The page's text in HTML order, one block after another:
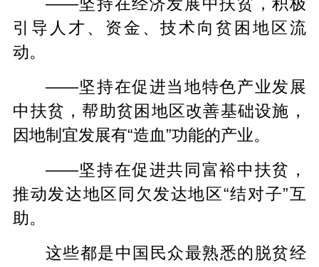
——坚持在经济发展中扶贫，积极
引导人才、资金、技术向贫困地区流
动。
——坚持在促进当地特色产业发展
中扶贫，帮助贫困地区改善基础设施，
因地制宜发展有“造血”功能的产业。
——坚持在促进共同富裕中扶贫，
推动发达地区同欠发达地区“结对子”互
助。
这些都是中国民众最熟悉的脱贫经